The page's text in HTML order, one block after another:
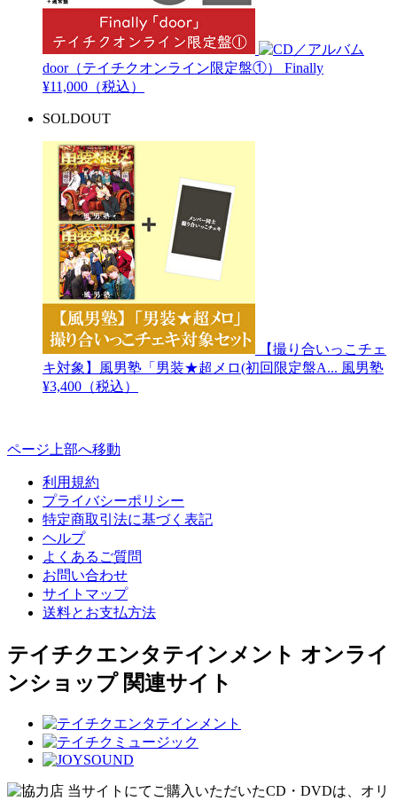
door（テイチクオンライン限定盤①） Finally
¥11,000（税込）
SOLDOUT
【撮り合いっこチェ
キ対象】風男塾「男装★超メロ(初回限定盤A... 風男塾
¥3,400（税込）
ページ上部へ移動
利用規約
プライバシーポリシー
特定商取引法に基づく表記
ヘルプ
よくあるご質問
お問い合わせ
サイトマップ
送料とお支払方法
テイチクエンタテインメント オンライ
ンショップ 関連サイト
当サイトにてご購入いただいたCD・DVDは、オリ